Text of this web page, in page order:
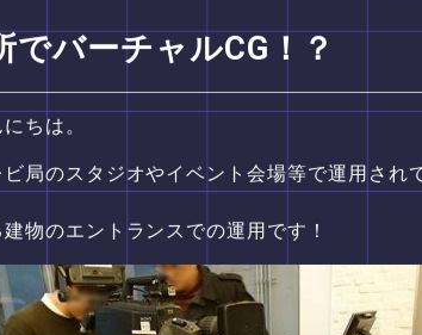
でバーチャルCG！？
ちは。
局のスタジオやイベント会場等で運用され
物のエントランスでの運用です！